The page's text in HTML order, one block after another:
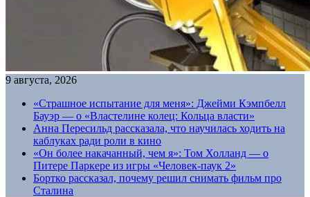
9 августа, 2026
«Страшное испытание для меня»: Джейми Кэмпбелл
Бауэр — о «Властелине колец: Кольца власти»
Анна Пересильд рассказала, что научилась ходить на
каблуках ради роли в кино
«Он более накачанный, чем я»: Том Холланд — о
Питере Паркере из игры «Человек-паук 2»
Бортко рассказал, почему решил снимать фильм про
Сталина